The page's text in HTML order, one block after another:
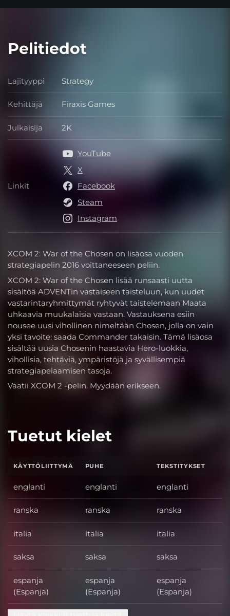
Pelitiedot
XCOM 2: War of the Chosen on lisäosa vuoden
strategiapelin 2016 voittaneeseen peliin.
XCOM 2: War of the Chosen lisää runsaasti uutta
sisältöä ADVENTin vastaiseen taisteluun, kun uudet
vastarintaryhmittymät ryhtyvät taistelemaan Maata
uhkaavia muukalaisia vastaan. Vastauksena esiin
nousee uusi vihollinen nimeltään Chosen, jolla on vain
yksi tavoite: saada Commander takaisin. Tämä lisäosa
sisältää uusia Chosenin haastavia Hero-luokkia,
vihollisia, tehtäviä, ympäristöjä ja syvällisempiä
strategiapelaamisen tasoja.
Vaatii XCOM 2 -pelin. Myydään erikseen.
Lajityyppi Lajityyppi
Strategy
Kehittäjä Kehittäjä
Firaxis Games
Julkaisija Julkaisija
2K
Linkit Linkit
YouTube
X
Facebook
Steam
Instagram
Tuetut kielet
KÄYTTÖLIITTYMÄ PUHE TEKSTITYKSET
englanti englanti englanti
ranska ranska ranska
italia italia italia
saksa saksa saksa
espanja
(Espanja)
espanja
(Espanja)
espanja
(Espanja)